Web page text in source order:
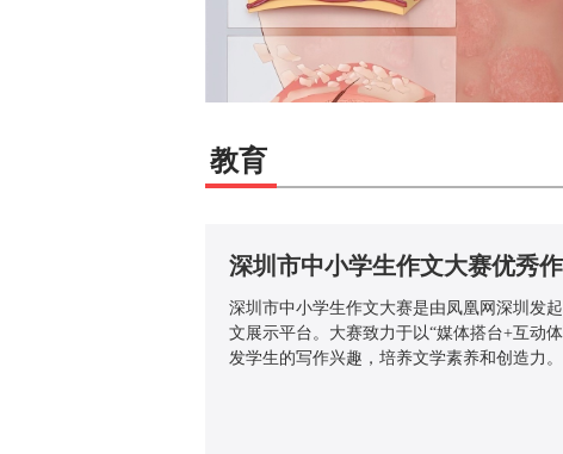
教育
深圳市中小学生作文大赛优秀
深圳市中小学生作文大赛是由凤凰网深圳发
文展示平台。大赛致力于以“媒体搭台+互动
发学生的写作兴趣，培养文学素养和创造力。